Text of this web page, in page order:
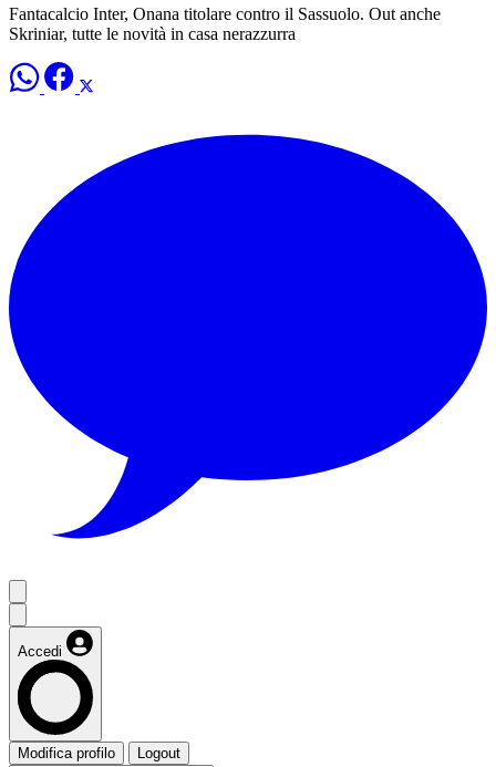
Fantacalcio Inter, Onana titolare contro il Sassuolo. Out anche
Skriniar, tutte le novità in casa nerazzurra
Accedi
Modifica profilo Logout